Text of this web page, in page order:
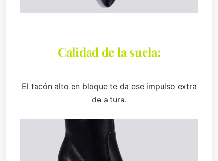
Calidad de la suela:
El tacón alto en bloque te da ese impulso extra
de altura.